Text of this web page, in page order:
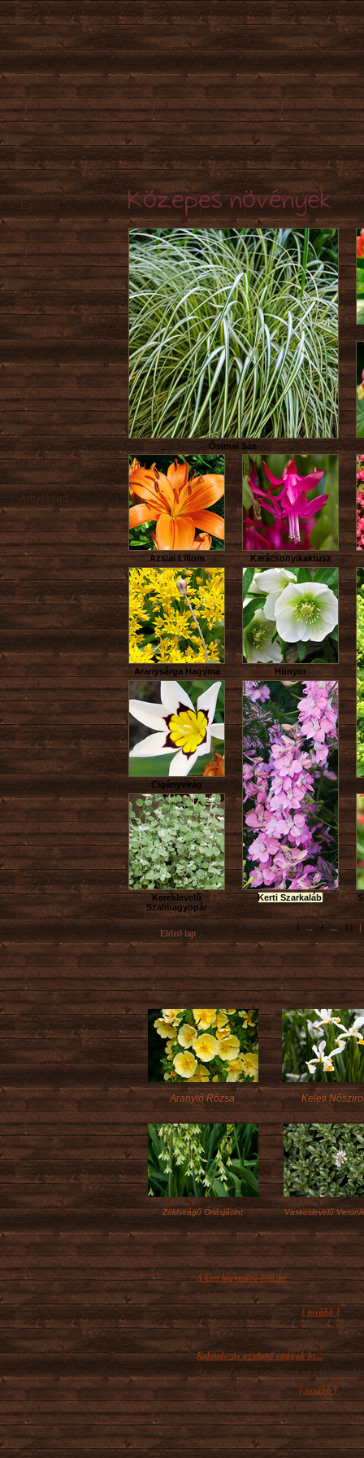
Közepes növények
Ázsiai Liliom Karácsonyikaktusz
Aranysárga Hagyma Hunyor
Cigányvirág
Kereklevelű
Szalmagyopár
Kerti Szarkaláb
Ósimai Sás
Előző lap 1 ...6 ... 11
Egynyári
Évelő
Hagyma/ Gumó
Örökzöld
Sziklakerti
Alacsony
Közepes
Magas
Tavaszi
Őszi
Kúszó
Mediterrán
Virágzó cserje
Talajtakaró
Árnyéktűrő
Szobanövény
Aranyló Rózsa Keleti
Zöldvirágú Óriásjácint Vaskoslevelű
A kert lágyszárú óriásai
Néhány lágyszárú növény szó szerint
kimagaslik a többi közül,...[ tovább ]
Kalandozás az ehető virágok bi...
Az, hogy egyes növények virága
formában fogyasztható,...[ tovább ]